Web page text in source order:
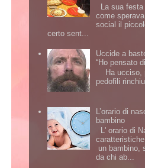
La sua festa
come
social il
certo sent...
Uccide a
“Ho pensato
Ha ucciso,
pedofili
L’orario di
bambino
L' orario di
un bambino,
da chi ab...